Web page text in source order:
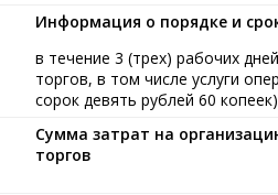
Информация о порядке и
в течение 3 (трех) рабочих
торгов, в том числе услуги
сорок девять рублей 60
Сумма затрат на
торгов